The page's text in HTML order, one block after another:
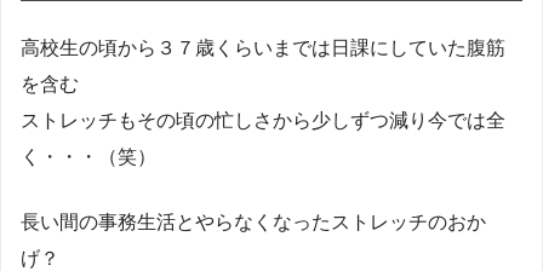
高校生の頃から３７歳くらいまでは日課にしていた腹筋
を含む
ストレッチもその頃の忙しさから少しずつ減り今では全
く・・・（笑）
長い間の事務生活とやらなくなったストレッチのおか
げ？